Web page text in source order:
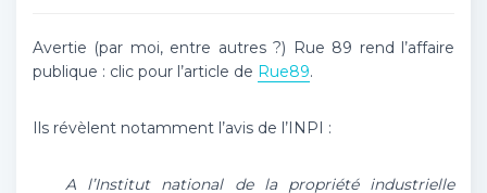
Avertie (par moi, entre autres ?) Rue 89 rend l’affaire
publique : clic pour l’article de Rue89.
Ils révèlent notamment l’avis de l’INPI :
A l’Institut national de la propriété industrielle